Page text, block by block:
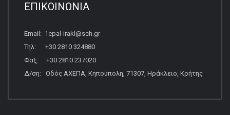
ΕΠΙΚΟΙΝΩΝΙΑ
Email: 1epal-irakl@sch.gr
Τηλ: +30 2810 324880
Φαξ: +30 2810 237020
Δ/ση: Οδός ΑΧΕΠΑ, Κηπούπολη, 71307, Ηράκλειο, Κρήτης